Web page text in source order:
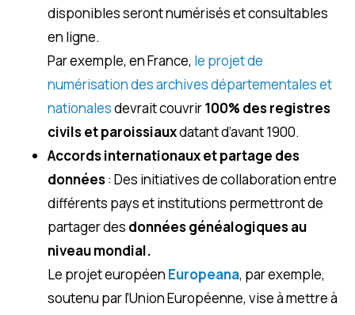
disponibles seront numérisés et consultables
en ligne.
Par exemple, en France, le projet de
numérisation des archives départementales et
nationalesdevrait couvrir100% des registres
civils et paroissiauxdatant d’avant 1900.
Accords internationaux et partage des
données: Des initiatives de collaboration entre
différents pays et institutions permettront de
partager des données généalogiques au
niveau mondial.
Le projet européen Europeana, par exemple,
soutenu par l’Union Européenne, vise à mettre à